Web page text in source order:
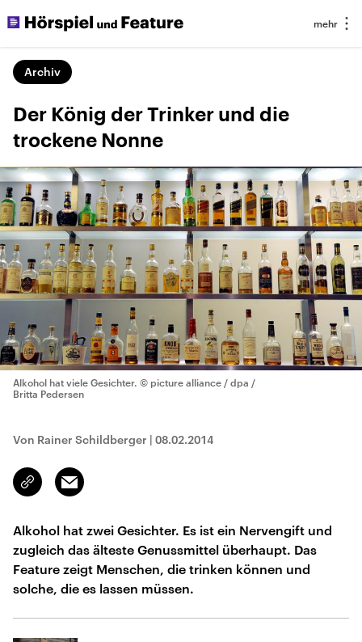
Archiv
Der König der Trinker und die
trockene Nonne
Alkohol hat viele Gesichter. © picture alliance / dpa /
Britta Pedersen
Von Rainer Schildberger | 08.02.2014
Link
kopieren/teilen
Email
Alkohol hat zwei Gesichter. Es ist ein Nervengift und
zugleich das älteste Genussmittel überhaupt. Das
Feature zeigt Menschen, die trinken können und
solche, die es lassen müssen.